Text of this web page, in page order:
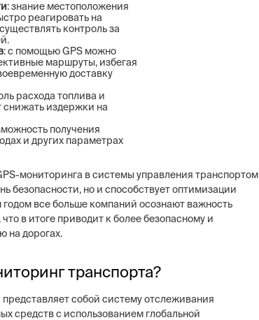
: знание местоположения
реагировать на
контроль за
: с помощью GPS можно
маршруты, избегая
доставку
расхода топлива и
снижать издержки на
получения
и других параметрах
мониторинга в системы управления транспортом
безопасности, но и способствует оптимизации
все больше компаний осознают важность
в итоге приводит к более безопасному и
на дорогах.
транспорта?
собой систему отслеживания
средств с использованием глобальной